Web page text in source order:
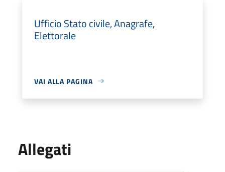
Ufficio Stato civile, Anagrafe,
Elettorale
VAI ALLA PAGINA
Allegati